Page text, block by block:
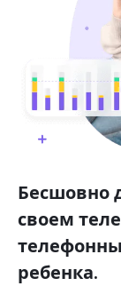
Бесшовно
своем
ребенка.